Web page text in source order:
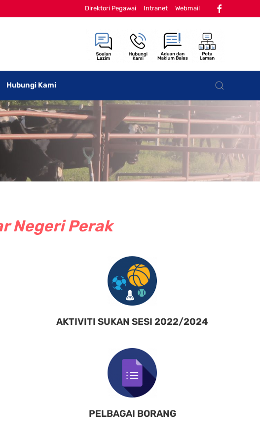
Direktori Pegawai Intranet Webmail
Hubungi Kami
Negeri Perak
AKTIVITI SUKAN SESI 2022/2024
PELBAGAI BORANG